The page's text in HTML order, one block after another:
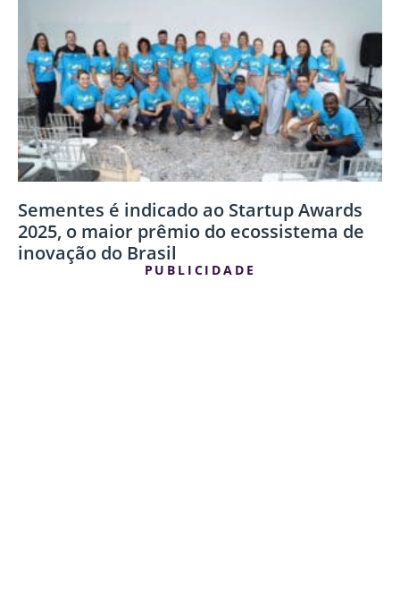
Sementes é indicado ao Startup Awards
2025, o maior prêmio do ecossistema de
inovação do Brasil
PUBLICIDADE